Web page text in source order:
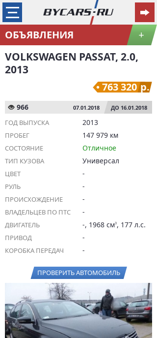
ОБЪЯВЛЕНИЯ +
VOLKSWAGEN PASSAT, 2.0,
2013
763 320 р.
966 07.01.2018 ДО 16.01.2018
ГОД ВЫПУСКА 2013
ПРОБЕГ 147 979 км
СОСТОЯНИЕ Отличное
ТИП КУЗОВА Универсал
ЦВЕТ -
РУЛЬ -
ПРОИСХОЖДЕНИЕ -
ВЛАДЕЛЬЦЕВ ПО ПТС -
ДВИГАТЕЛЬ -, 1968 см3, 177 л.с.
ПРИВОД -
КОРОБКА ПЕРЕДАЧ -
ПРОВЕРИТЬ АВТОМОБИЛЬ